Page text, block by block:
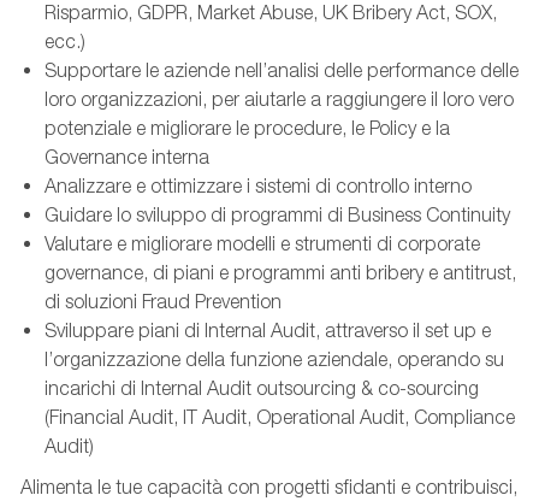
Risparmio, GDPR, Market Abuse, UK Bribery Act, SOX,
ecc.)
Supportare le aziende nell’analisi delle performance delle
loro organizzazioni, per aiutarle a raggiungere il loro vero
potenziale e migliorare le procedure, le Policy e la
Governance interna
Analizzare e ottimizzare i sistemi di controllo interno
Guidare lo sviluppo di programmi di Business Continuity
Valutare e migliorare modelli e strumenti di corporate
governance, di piani e programmi anti bribery e antitrust,
di soluzioni Fraud Prevention
Sviluppare piani di Internal Audit, attraverso il set up e
l’organizzazione della funzione aziendale, operando su
incarichi di Internal Audit outsourcing & co-sourcing
(Financial Audit, IT Audit, Operational Audit, Compliance
Audit)
Alimenta le tue capacità con progetti sfidanti e contribuisci,